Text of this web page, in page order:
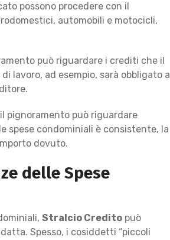
possono procedere con il
automobili e motocicli,
può riguardare i crediti che il
lavoro, ad esempio, sarà obbligato a
pignoramento può riguardare
spese condominiali è consistente, la
dovuto.
delle Spese
Stralcio Credito può
Spesso, i cosiddetti “piccoli